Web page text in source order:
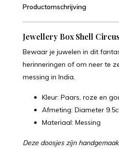
Productomschrijving
Jewellery Box Shell
Bewaar je juwelen in dit
herinneringen of om neer te
messing in India.
Kleur: Paars, roze en
Afmeting: Diameter
Materiaal: Messing
Deze doosjes zijn